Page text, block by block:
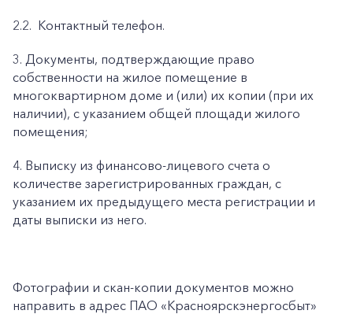
2.2. Контактный телефон.
3. Документы, подтверждающие право
собственности на жилое помещение в
многоквартирном доме и (или) их копии (при их
наличии), с указанием общей площади жилого
помещения;
4. Выписку из финансово-лицевого счета о
количестве зарегистрированных граждан, с
указанием их предыдущего места регистрации и
даты выписки из него.
Фотографии и скан-копии документов можно
направить в адрес ПАО «Красноярскэнергосбыт»